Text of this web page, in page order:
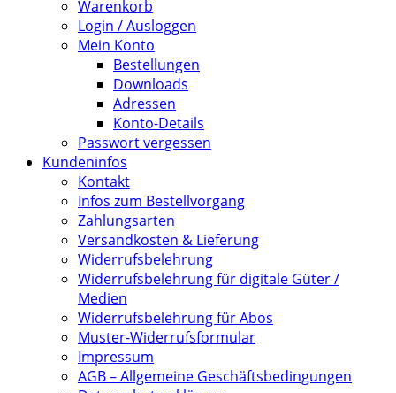
Warenkorb
Login / Ausloggen
Mein Konto
Bestellungen
Downloads
Adressen
Konto-Details
Passwort vergessen
Kundeninfos
Kontakt
Infos zum Bestellvorgang
Zahlungsarten
Versandkosten & Lieferung
Widerrufsbelehrung
Widerrufsbelehrung für digitale Güter /
Medien
Widerrufsbelehrung für Abos
Muster-Widerrufsformular
Impressum
AGB – Allgemeine Geschäftsbedingungen